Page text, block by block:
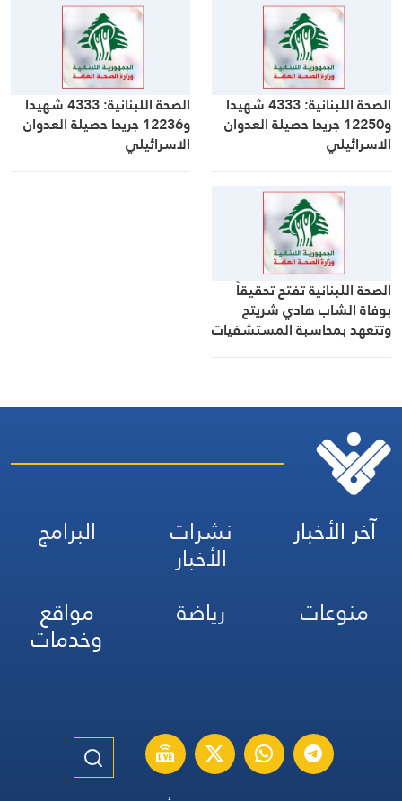
الصحة اللبنانية: 4333 شهيدا
و12250 جريحا حصيلة العدوان
الاسرائيلي
الصحة اللبنانية: 4333 شهيدا
و12236 جريحا حصيلة العدوان
الاسرائيلي
الصحة اللبنانية تفتح تحقيقاً
بوفاة الشاب هادي شريتح
وتتعهد بمحاسبة المستشفيات
آخر الأخبار نشرات
الأخبار
البرامج
منوعات
رياضة مواقع
وخدمات